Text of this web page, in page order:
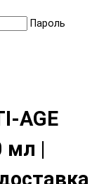
Пароль
AGE
мл |